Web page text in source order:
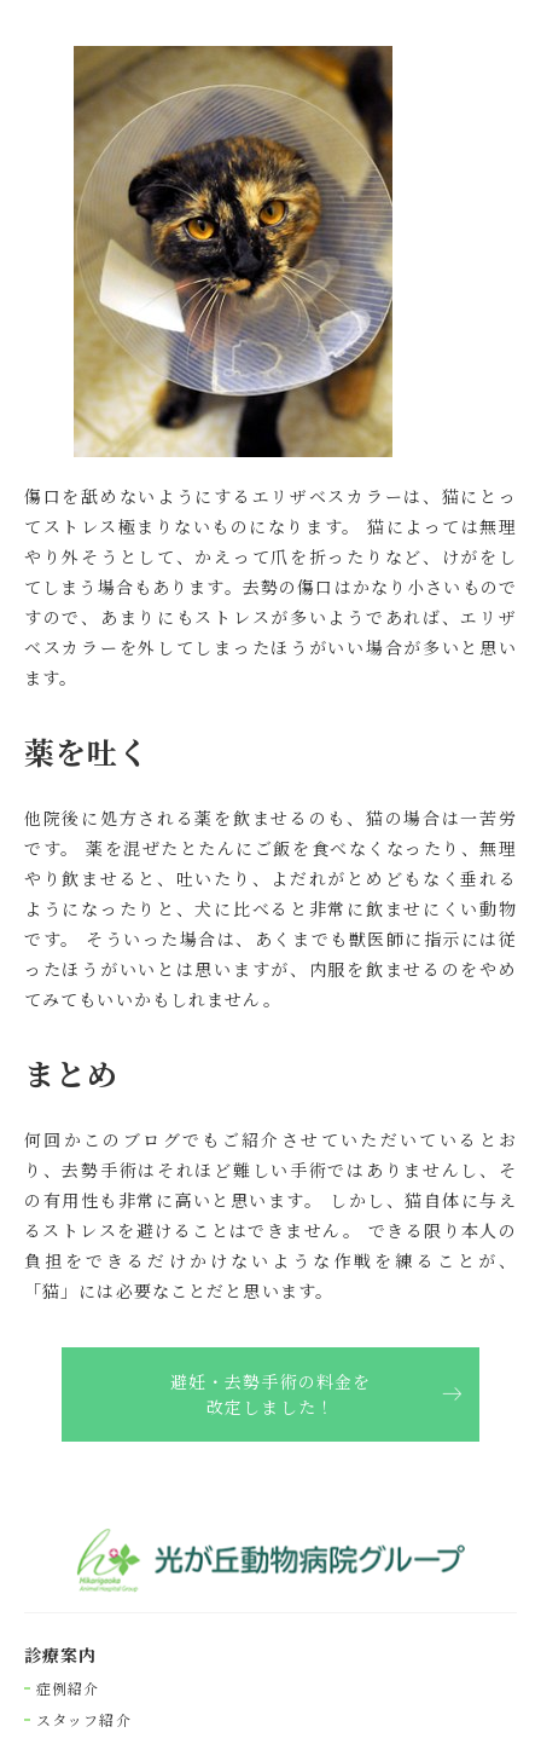
傷口を舐めないようにするエリザベスカラーは、猫にとっ
てストレス極まりないものになります。 猫によっては無理
やり外そうとして、かえって爪を折ったりなど、けがをし
てしまう場合もあります。去勢の傷口はかなり小さいもので
すので、あまりにもストレスが多いようであれば、エリザ
ベスカラーを外してしまったほうがいい場合が多いと思い
ます。
薬を吐く
他院後に処方される薬を飲ませるのも、猫の場合は一苦労
です。 薬を混ぜたとたんにご飯を食べなくなったり、無理
やり飲ませると、吐いたり、よだれがとめどもなく垂れる
ようになったりと、犬に比べると非常に飲ませにくい動物
です。 そういった場合は、あくまでも獣医師に指示には従
ったほうがいいとは思いますが、内服を飲ませるのをやめ
てみてもいいかもしれません。
まとめ
何回かこのブログでもご紹介させていただいているとお
り、去勢手術はそれほど難しい手術ではありませんし、そ
の有用性も非常に高いと思います。 しかし、猫自体に与え
るストレスを避けることはできません。 できる限り本人の
負担をできるだけかけないような作戦を練ることが、
「猫」には必要なことだと思います。
避妊・去勢手術の料金を
改定しました！
診療案内
症例紹介
スタッフ紹介